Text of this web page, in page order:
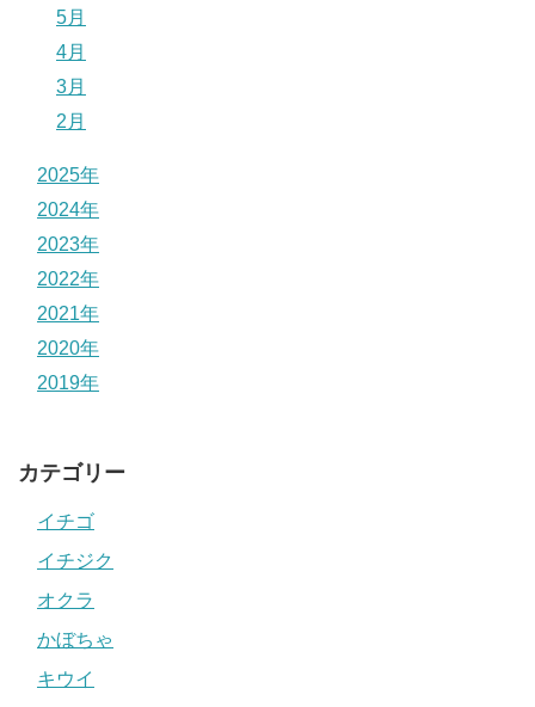
5月
4月
3月
2月
2025年
2024年
2023年
2022年
2021年
2020年
2019年
カテゴリー
イチゴ
イチジク
オクラ
かぼちゃ
キウイ